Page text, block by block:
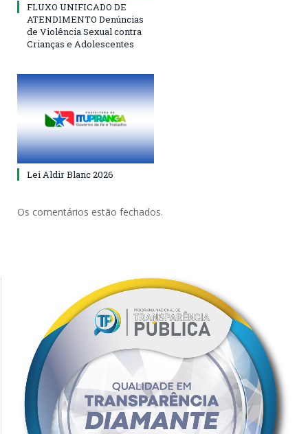
FLUXO UNIFICADO DE
ATENDIMENTO Denúncias
de Violência Sexual contra
Crianças e Adolescentes
Lei Aldir Blanc 2026
Os comentários estão fechados.